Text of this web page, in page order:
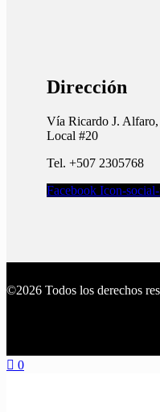
Dirección
Vía Ricardo J. Alfaro,
Local #20
Tel. +507 2305768
Facebook Icon-
©2026 Todos los derechos
0